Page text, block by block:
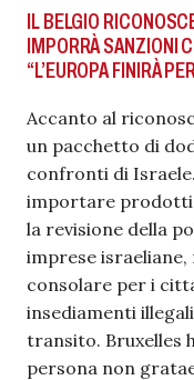
IL BELGIO
IMPORRÀ SANZIONI
“L’EUROPA FINIRÀ
Accanto al
un pacchetto di
confronti di
importare prodotti
la revisione della
imprese israeliane,
consolare per i
insediamenti
transito. Bruxelles
persona non